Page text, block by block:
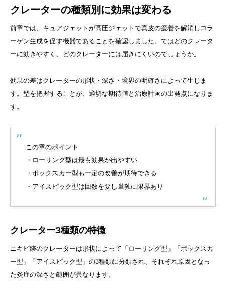
クレーターの種類別に効果は変わる
前章では、キュアジェットが高圧ジェットで真皮の癒着を解消しコラ
ーゲン生成を促す機器であることを確認しました。ではどのクレータ
ーに効きやすく、どのクレーターには届きにくいのでしょうか。
効果の差はクレーターの形状・深さ・境界の明確さによって生じま
す。型を把握することが、適切な期待値と治療計画の出発点になりま
す。
この章のポイント
・ローリング型は最も効果が出やすい
・ボックスカー型も一定の改善が期待できる
・アイスピック型は回数を要し単独に限界あり
クレーター3種類の特徴
ニキビ跡のクレーターは形状によって「ローリング型」「ボックスカ
ー型」「アイスピック型」の3種類に分類され、それぞれ原因となっ
た炎症の深さと範囲が異なります。